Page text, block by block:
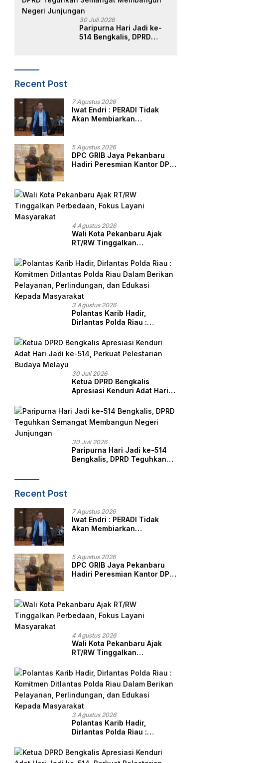
30 Juli 2026
Paripurna Hari Jadi ke-
514 Bengkalis, DPRD
Recent Post
7 Agustus 2026
Iwat Endri : PERADI Tidak
Akan Membiarkan
Advokat Adalah Marwah
Penegak Hukum
5 Agustus 2026
DPC GRIB Jaya Pekanbaru
Hadiri Peresmian Kantor DPD
Pekanbaru
4 Agustus 2026
Wali Kota Pekanbaru Ajak
RT/RW Tinggalkan
Masyarakat
3 Agustus 2026
Polantas Karib Hadir,
Dirlantas Polda Riau :
Riau Dalam Berikan
Pelayanan, Perlindungan,
dan Edukasi Kepada
30 Juli 2026
Ketua DPRD Bengkalis
Apresiasi Kenduri Adat Hari
Pelestarian Budaya Melayu
30 Juli 2026
Paripurna Hari Jadi ke-514
Bengkalis, DPRD Teguhkan
Recent Post
7 Agustus 2026
Iwat Endri : PERADI Tidak
Akan Membiarkan
Advokat Adalah Marwah
Penegak Hukum
5 Agustus 2026
DPC GRIB Jaya Pekanbaru
Hadiri Peresmian Kantor DPD
Pekanbaru
4 Agustus 2026
Wali Kota Pekanbaru Ajak
RT/RW Tinggalkan
Masyarakat
3 Agustus 2026
Polantas Karib Hadir,
Dirlantas Polda Riau :
Riau Dalam Berikan
Pelayanan, Perlindungan,